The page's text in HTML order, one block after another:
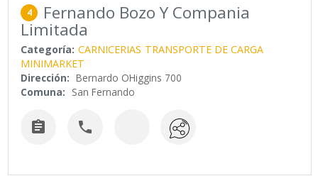
4 Fernando Bozo Y Compania
Limitada
Categoría: CARNICERIAS TRANSPORTE DE CARGA
MINIMARKET
Dirección: Bernardo OHiggins 700
Comuna: San Fernando
 